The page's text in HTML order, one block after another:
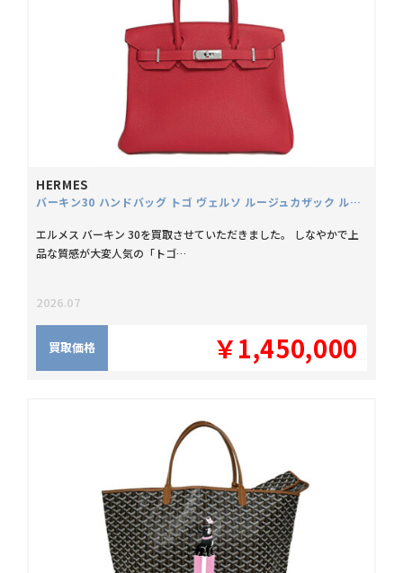
HERMES
バーキン30 ハンドバッグ トゴ ヴェルソ ルージュカザック ルージュアッシュ Y刻
エルメス バーキン 30を買取させていただきました。 しなやかで上
品な質感が大変人気の「トゴ…
2026.07
買取価格 ￥1,450,000